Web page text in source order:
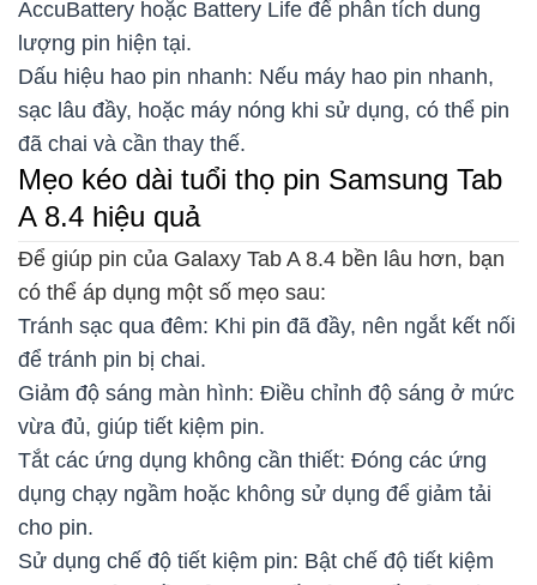
AccuBattery hoặc Battery Life để phân tích dung
lượng pin hiện tại.
Dấu hiệu hao pin nhanh: Nếu máy hao pin nhanh,
sạc lâu đầy, hoặc máy nóng khi sử dụng, có thể pin
đã chai và cần thay thế.
Mẹo kéo dài tuổi thọ pin Samsung Tab
A 8.4 hiệu quả
Để giúp pin của Galaxy Tab A 8.4 bền lâu hơn, bạn
có thể áp dụng một số mẹo sau:
Tránh sạc qua đêm: Khi pin đã đầy, nên ngắt kết nối
để tránh pin bị chai.
Giảm độ sáng màn hình: Điều chỉnh độ sáng ở mức
vừa đủ, giúp tiết kiệm pin.
Tắt các ứng dụng không cần thiết: Đóng các ứng
dụng chạy ngầm hoặc không sử dụng để giảm tải
cho pin.
Sử dụng chế độ tiết kiệm pin: Bật chế độ tiết kiệm